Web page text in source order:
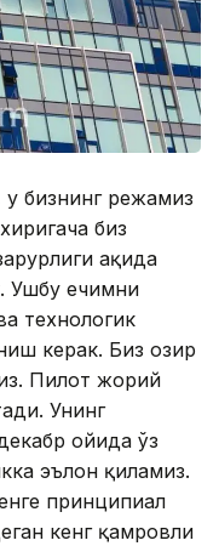
у бизнинг режамиз
биз
ҳақида
Ушбу ечимни
технологик
керак. Биз ҳозир
Пилот жорий
Унинг
ойида ўз
эълон қиламиз.
принципиал
кенг қамровли